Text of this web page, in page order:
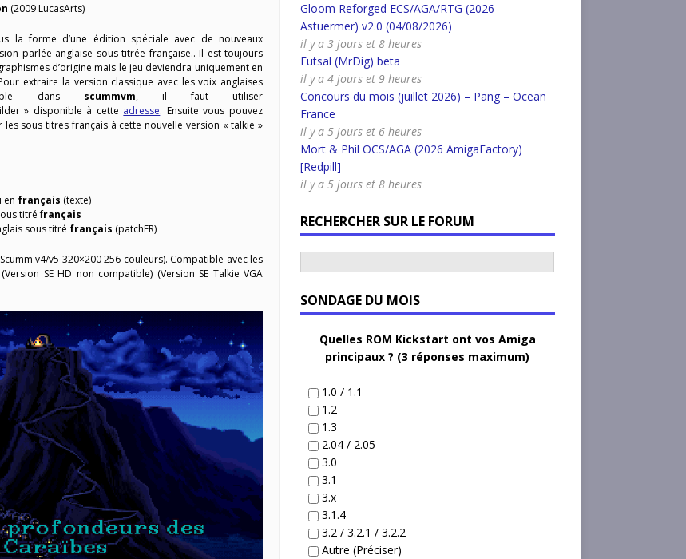
(2009 LucasArts)
la forme d’une édition spéciale avec de nouveaux
parlée anglaise sous titrée française.. Il est toujours
d’origine mais le jeu deviendra uniquement en
extraire la version classique avec les voix anglaises
dans scummvm, il faut utiliser
» disponible à cette adresse. Ensuite vous pouvez
sous titres français à cette nouvelle version « talkie »
en français (texte)
titré français
sous titré français (patchFR)
v4/v5 320×200 256 couleurs). Compatible avec les
SE HD non compatible) (Version SE Talkie VGA
Gloom Reforged ECS/AGA/RTG (2026
Astuermer) v2.0 (04/08/2026)
il y a 3 jours et 8 heures
Futsal (MrDig) beta
il y a 4 jours et 9 heures
Concours du mois (juillet 2026) – Pang – Ocean
France
il y a 5 jours et 6 heures
Mort & Phil OCS/AGA (2026 AmigaFactory)
[Redpill]
il y a 5 jours et 8 heures
RECHERCHER SUR LE FORUM
SONDAGE DU MOIS
Quelles ROM Kickstart ont vos Amiga
principaux ? (3 réponses maximum)
1.0 / 1.1
1.2
1.3
2.04 / 2.05
3.0
3.1
3.x
3.1.4
3.2 / 3.2.1 / 3.2.2
Autre (Préciser)